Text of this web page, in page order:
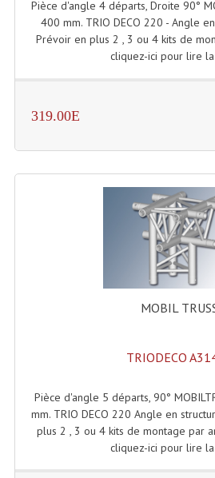
Rack 19" STYLE VSR
Machines À Effets Fumées,
Machines À
Machine À Etincelles
Machines & Canon À
Machines À
Machines À Effet
Liquide À
Liquide À
Pièce d'angle 4 départs, Droite 90°
400 mm. TRIO DECO 220 - Angle
Prévoir en plus 2 , 3 ou 4 kits de
cliquez-ici pour lire
319.00E
MOBIL
TRIODECO
Pièce d'angle 5 départs, 90°
mm. TRIO DECO 220 Angle en
plus 2 , 3 ou 4 kits de montage par
cliquez-ici pour lire